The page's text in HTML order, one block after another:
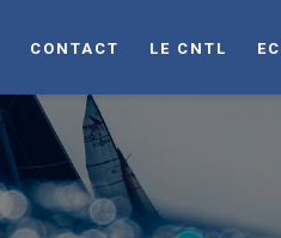
CONTACT LE CNTL